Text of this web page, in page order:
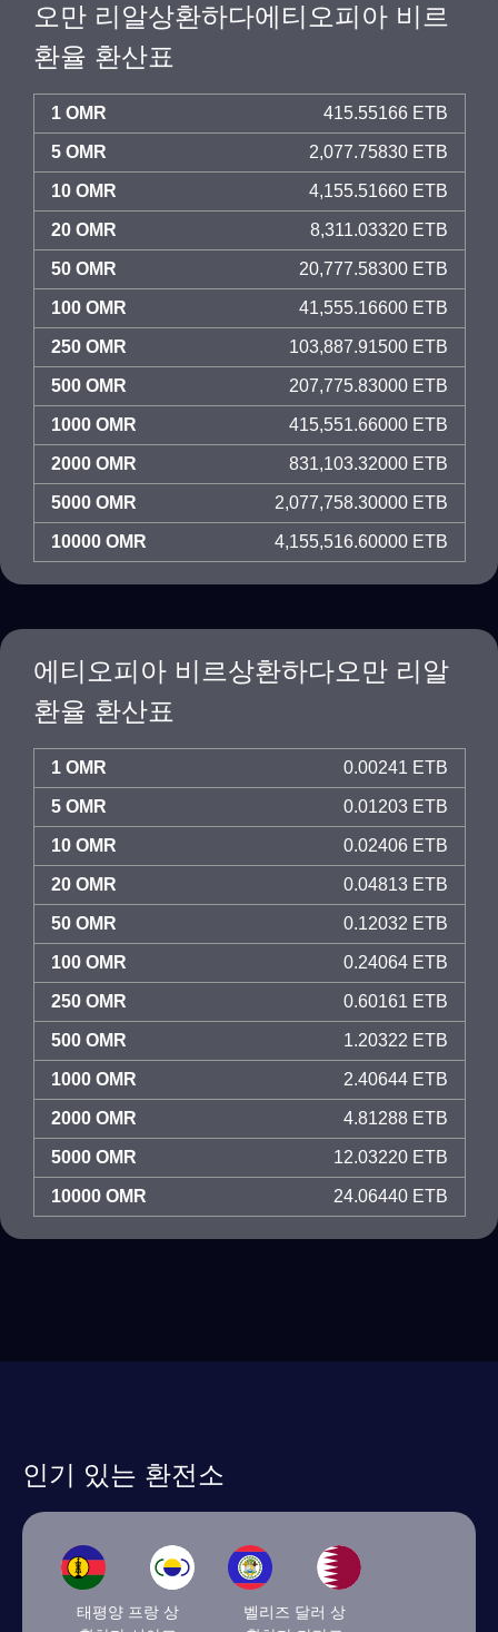
오만 리알상환하다에티오피아 비르
환율 환산표
1 OMR 415.55166 ETB
5 OMR 2,077.75830 ETB
10 OMR 4,155.51660 ETB
20 OMR 8,311.03320 ETB
50 OMR 20,777.58300 ETB
100 OMR 41,555.16600 ETB
250 OMR 103,887.91500 ETB
500 OMR 207,775.83000 ETB
1000 OMR 415,551.66000 ETB
2000 OMR 831,103.32000 ETB
5000 OMR 2,077,758.30000 ETB
10000 OMR 4,155,516.60000 ETB
에티오피아 비르상환하다오만 리알
환율 환산표
1 OMR 0.00241 ETB
5 OMR 0.01203 ETB
10 OMR 0.02406 ETB
20 OMR 0.04813 ETB
50 OMR 0.12032 ETB
100 OMR 0.24064 ETB
250 OMR 0.60161 ETB
500 OMR 1.20322 ETB
1000 OMR 2.40644 ETB
2000 OMR 4.81288 ETB
5000 OMR 12.03220 ETB
10000 OMR 24.06440 ETB
인기 있는 환전소
태평양 프랑 상
벨리즈 달러 상